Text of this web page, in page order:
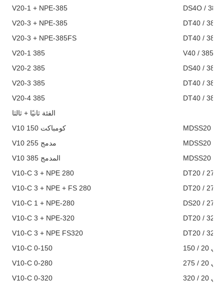
V20-1 + NPE-385
DS4O /
V20-3 + NPE-385
DT40 / 385-
V20-3 + NPE-385FS
DT40 / 385-
V20-1 385
V40 / 385 /
V20-2 385
DS40 / 385-
V20-3 385
DT40 / 385-
V20-4 385
DT40 / 385-
الفئة ثانيًا + ثالثا
V10 كومباكت 150
V10 مدمج 255
V10 المدمج 385
V10-C 3 + NPE 280
V10-C 3 + NPE + FS 280
DT20 / 275-
V10-C 1 + NPE-280
DS20 / 275-
V10-C 3 + NPE-320
V10-C 3 + NPE FS320
V10-C 0-150
20 / 150
V10-C 0-280
20 / 275
V10-C 0-320
20 / 320